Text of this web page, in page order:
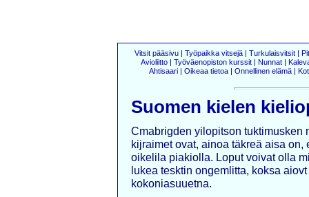
Vitsit pääsivu| Työpaikka vitsejä| Turkulaisvitsit|
Avioliitto| Työväenopiston kurssit| Nunnat|
Ahtisaari | Oikeaa tietoa | Onnellinen elämä|
Suomen kielen
Cmabrigden yilopitson tuktimusken
kijraimet ovat, ainoa täkreä aisa
oikelila piakiolla. Loput voivat olla
lukea tesktin ongemlitta, koksa
kokoniasuuetna.